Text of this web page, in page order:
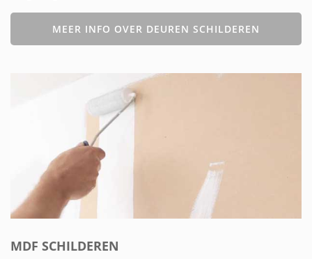
MEER INFO OVER DEUREN SCHILDEREN
MDF SCHILDEREN